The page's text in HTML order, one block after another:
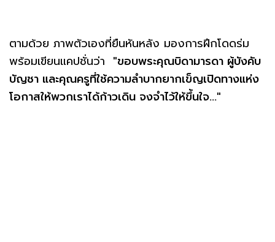
ตามด้วย ภาพตัวเองที่ยืนหันหลัง มองการฝึกโดดร่ม
พร้อมเขียนแคปชั่นว่า "ขอบพระคุณบิดามารดา ผู้บังคับ
บัญชา และคุณครูที่ใช้ความลำบากยากเข็ญเปิดทางแห่ง
โอกาสให้พวกเราได้ก้าวเดิน จงจำไว้ให้ขึ้นใจ..."